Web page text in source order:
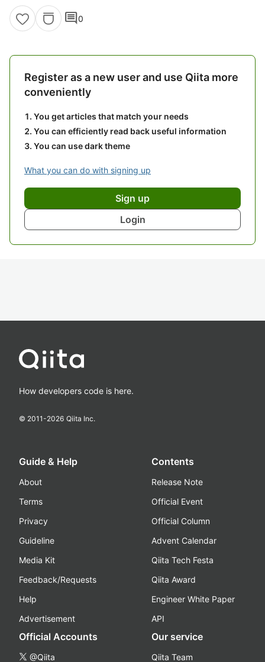
comment0
Register as a new user and use Qiita more
conveniently
You get articles that match your needs
You can efficiently read back useful information
You can use dark theme
What you can do with signing up
Sign up
Login
How developers code is here.
© 2011-2026 Qiita Inc.
Guide & Help
About
Terms
Privacy
Guideline
Media Kit
Feedback/Requests
Help
Advertisement
Contents
Release Note
Official Event
Official Column
Advent Calendar
Qiita Tech Festa
Qiita Award
Engineer White Paper
API
Official Accounts
@Qiita
Our service
Qiita Team